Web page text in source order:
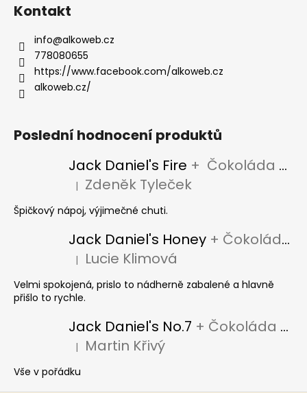
Kontakt
info@alkoweb.cz
778080655
https://www.facebook.com/alkoweb.cz
alkoweb.cz/
Poslední hodnocení produktů
Jack Daniel's Fire + Čokoláda Jack Daniel's
Hodnocení produktu je 5 z 5 hvězdiček.
| Zdeněk Tyleček
Špičkový nápoj, výjimečné chuti.
Jack Daniel's Honey + Čokoláda Jack Daniel's
Hodnocení produktu je 5 z 5 hvězdiček.
| Lucie Klimová
Velmi spokojená, prislo to nádherně zabalené a hlavně
přišlo to rychle.
Jack Daniel's No.7 + Čokoláda Jack Daniel's
Hodnocení produktu je 5 z 5 hvězdiček.
| Martin Křivý
Vše v pořádku